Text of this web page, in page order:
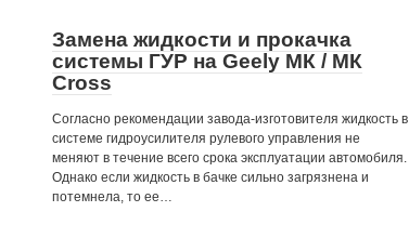
Замена жидкости и прокачка
системы ГУР на Geely МК / МК
Cross
Согласно рекомендации завода-изготовителя жидкость в
системе гидроусилителя рулевого управления не
меняют в течение всего срока эксплуатации автомобиля.
Однако если жидкость в бачке сильно загрязнена и
потемнела, то ее…